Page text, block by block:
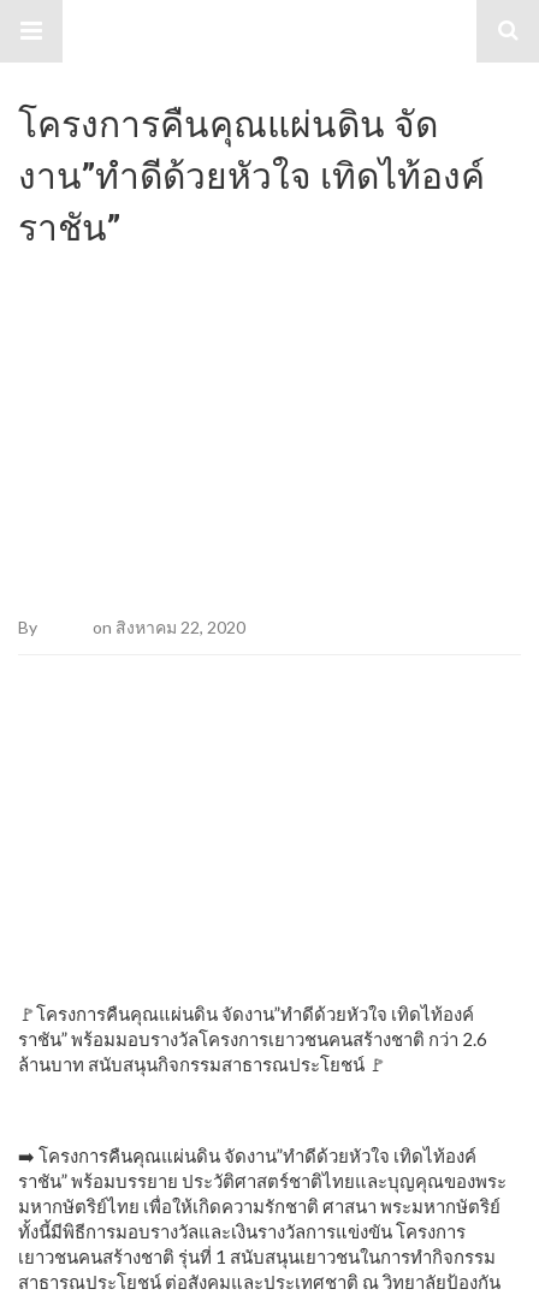
โครงการคืนคุณแผ่นดิน จัด
งาน”ทำดีด้วยหัวใจ เทิดไท้องค์
ราชัน”
By on สิงหาคม 22, 2020
🚩โครงการคืนคุณแผ่นดิน จัดงาน”ทำดีด้วยหัวใจ เทิดไท้องค์
ราชัน” พร้อมมอบรางวัลโครงการเยาวชนคนสร้างชาติ กว่า 2.6
ล้านบาท สนับสนุนกิจกรรมสาธารณประโยชน์ 🚩
➡️ โครงการคืนคุณแผ่นดิน จัดงาน”ทำดีด้วยหัวใจ เทิดไท้องค์
ราชัน” พร้อมบรรยาย ประวัติศาสตร์ชาติไทยและบุญคุณของพระ
มหากษัตริย์ไทย เพื่อให้เกิดความรักชาติ ศาสนา พระมหากษัตริย์
ทั้งนี้มีพิธีการมอบรางวัลและเงินรางวัลการแข่งขัน โครงการ
เยาวชนคนสร้างชาติ รุ่นที่ 1 สนับสนุนเยาวชนในการทำกิจกรรม
สาธารณประโยชน์ ต่อสังคมและประเทศชาติ ณ วิทยาลัยป้องกัน